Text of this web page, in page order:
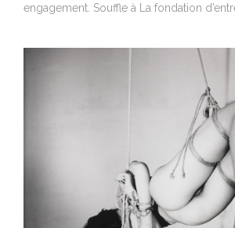
engagement. Souffle à La fondation